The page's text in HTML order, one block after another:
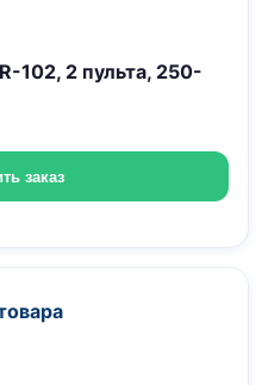
102, 2 пульта, 250-
заказ